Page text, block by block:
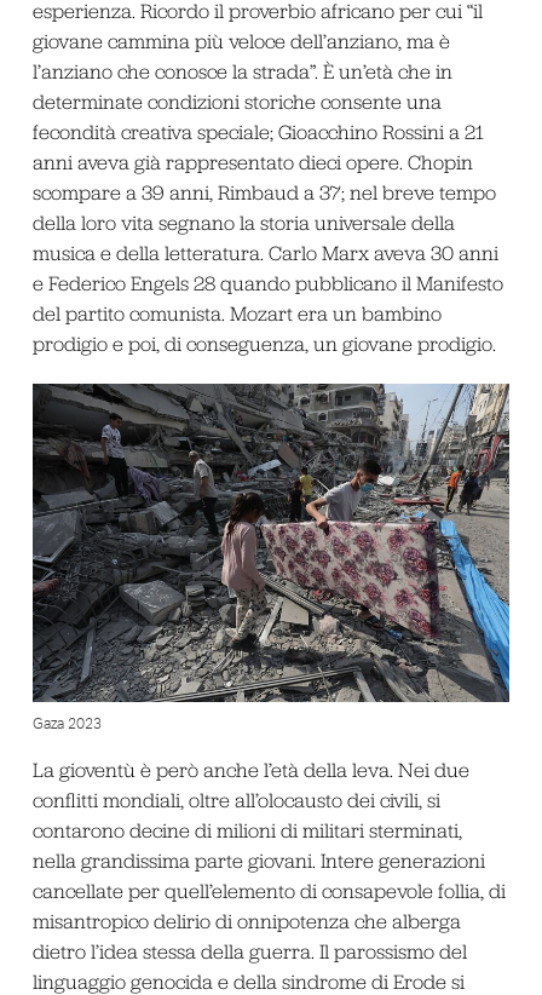
esperienza. Ricordo il proverbio africano per cui “il
giovane cammina più veloce dell’anziano, ma è
l’anziano che conosce la strada”. È un’età che in
determinate condizioni storiche consente una
fecondità creativa speciale; Gioacchino Rossini a 21
anni aveva già rappresentato dieci opere. Chopin
scompare a 39 anni, Rimbaud a 37; nel breve tempo
della loro vita segnano la storia universale della
musica e della letteratura. Carlo Marx aveva 30 anni
e Federico Engels 28 quando pubblicano il Manifesto
del partito comunista. Mozart era un bambino
prodigio e poi, di conseguenza, un giovane prodigio.
Gaza 2023
La gioventù è però anche l’età della leva. Nei due
conflitti mondiali, oltre all’olocausto dei civili, si
contarono decine di milioni di militari sterminati,
nella grandissima parte giovani. Intere generazioni
cancellate per quell’elemento di consapevole follia, di
misantropico delirio di onnipotenza che alberga
dietro l’idea stessa della guerra. Il parossismo del
linguaggio genocida e della sindrome di Erode si